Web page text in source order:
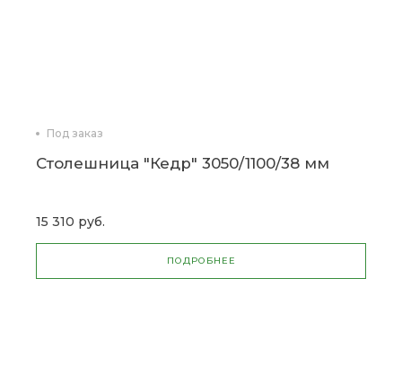
Под заказ
Столешница "Кедр" 3050/1100/38 мм
15 310 руб.
ПОДРОБНЕЕ